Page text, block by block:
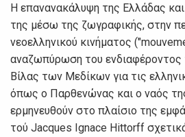
Η επανανακάλυψη της Ελλάδας
της μέσω της ζωγραφικής, στην
νεοελληνικού κινήματος
αναζωπύρωση του
Βίλας των Μεδίκων για τις
όπως ο Παρθενώνας και ο ναός
ερμηνευθούν στο πλαίσιο της
τού Jacques Ignace Hittorff